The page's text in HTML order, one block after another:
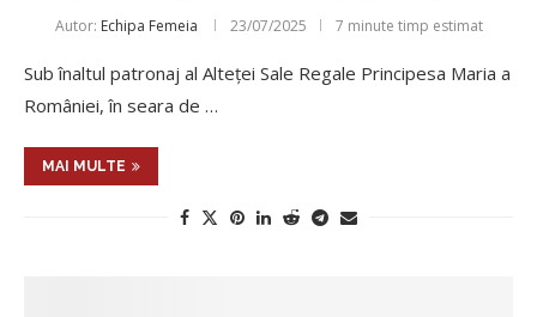
Autor: Echipa Femeia 23/07/2025 7 minute timp estimat
Sub înaltul patronaj al Alteței Sale Regale Principesa Maria a
României, în seara de …
MAI MULTE